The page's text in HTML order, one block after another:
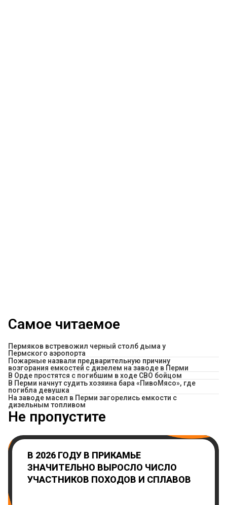
Самое читаемое
Пермяков встревожил черный столб дыма у
Пермского аэропорта
Пожарные назвали предварительную причину
возгорания емкостей с дизелем на заводе в Перми
В Орде простятся с погибшим в ходе СВО бойцом
​В Перми начнут судить хозяина бара «ПивоМясо», где
погибла девушка
На заводе масел в Перми загорелись емкости с
дизельным топливом
Не пропустите
В 2026 ГОДУ В ПРИКАМЬЕ
ЗНАЧИТЕЛЬНО ВЫРОСЛО ЧИСЛО
УЧАСТНИКОВ ПОХОДОВ И СПЛАВОВ